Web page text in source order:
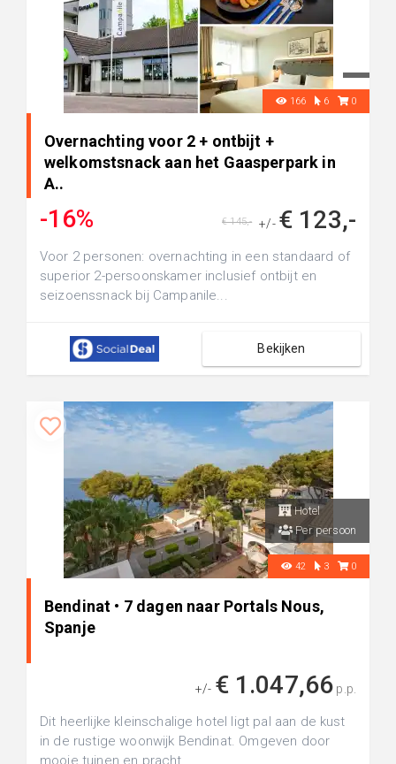
166 6 0
Overnachting voor 2 + ontbijt +
welkomstsnack aan het Gaasperpark in
A..
-16% +/- € 123,-
€ 145,-
Voor 2 personen: overnachting in een standaard of
superior 2-persoonskamer inclusief ontbijt en
seizoenssnack bij Campanile...
Bekijken
Hotel
Per persoon
42 3 0
Bendinat • 7 dagen naar Portals Nous,
Spanje
+/- € 1.047,66 p.p.
Dit heerlijke kleinschalige hotel ligt pal aan de kust
in de rustige woonwijk Bendinat. Omgeven door
mooie tuinen en pracht...